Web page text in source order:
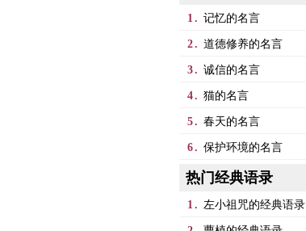
1. 记忆的名言
2. 道德修养的名言
3. 诚信的名言
4. 猫的名言
5. 春天的名言
6. 保护环境的名言
热门经典语录
1. 左小祖咒的经典语录